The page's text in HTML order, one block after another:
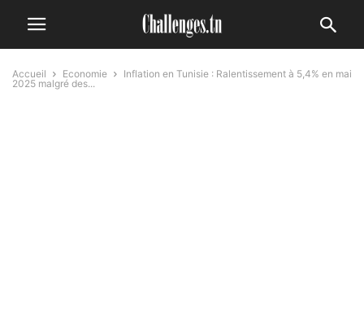
Accueil Economie
Inflation en Tunisie : Ralentissement à 5,4% en mai
2025 malgré des...